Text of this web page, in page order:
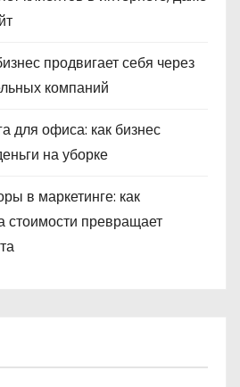
продвигает себя через
компаний
для офиса: как бизнес
на уборке
в маркетинге: как
стоимости превращает